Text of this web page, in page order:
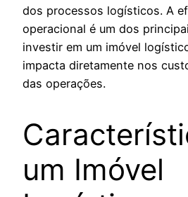
dos processos logísticos. A
operacional é um dos
investir em um imóvel
impacta diretamente nos
das operações.
um Imóvel